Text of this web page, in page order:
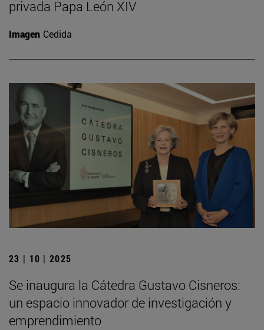
privada Papa León XIV
Imagen Cedida
23 | 10 | 2025
Se inaugura la Cátedra Gustavo Cisneros:
un espacio innovador de investigación y
emprendimiento